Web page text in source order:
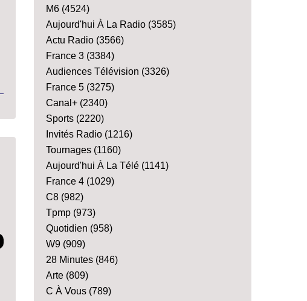
M6 (4524)
Aujourd'hui À La Radio (3585)
Actu Radio (3566)
France 3 (3384)
Audiences Télévision (3326)
France 5 (3275)
Canal+ (2340)
Sports (2220)
Invités Radio (1216)
Tournages (1160)
Aujourd'hui À La Télé (1141)
France 4 (1029)
C8 (982)
Tpmp (973)
Quotidien (958)
W9 (909)
28 Minutes (846)
Arte (809)
C À Vous (789)